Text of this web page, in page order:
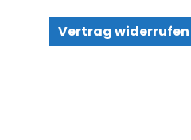
Vertrag widerrufen